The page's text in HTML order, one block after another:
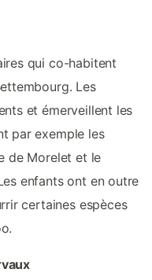
qui co-habitent
Les
et émerveillent les
par exemple les
de Morelet et le
enfants ont en outre
certaines espèces